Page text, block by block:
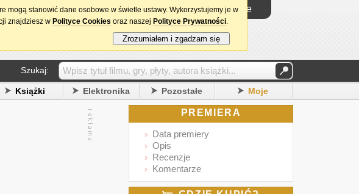
DataPremiery.pl Logowanie
Szukaj:
Książki Elektronika Pozostałe Moje
PREMIERA
Data premiery
Opis
Recenzje
Komentarze
mogą stanowić dane osobowe w świetle ustawy. Wykorzystujemy je w
znajdziesz w Polityce Cookies oraz naszej Polityce Prywatności.
Zrozumiałem i zgadzam się